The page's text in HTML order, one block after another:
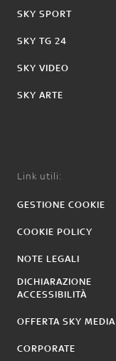
SKY SPORT
SKY TG 24
SKY VIDEO
SKY ARTE
Link utili:
GESTIONE COOKIE
COOKIE POLICY
NOTE LEGALI
DICHIARAZIONE
ACCESSIBILITÀ
OFFERTA SKY MEDIA
CORPORATE